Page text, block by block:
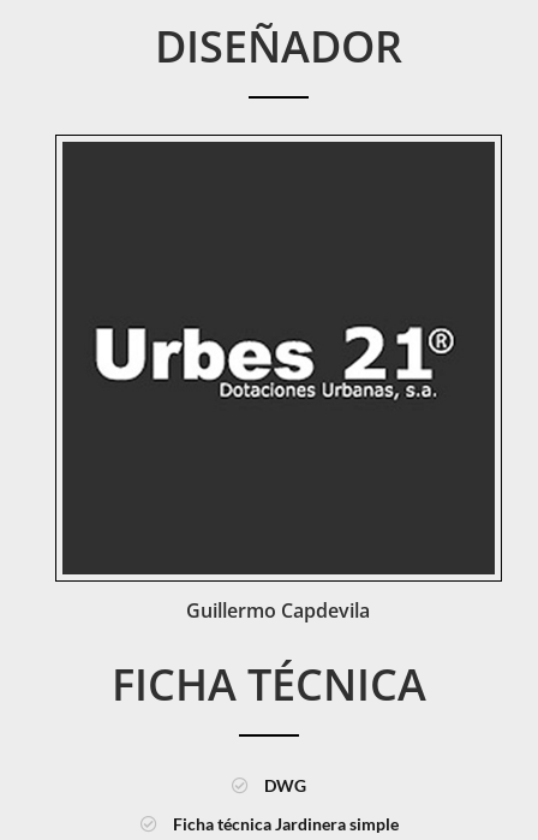
DISEÑADOR
Guillermo Capdevila
Guillermo Capdevila
FICHA TÉCNICA
DWG
Ficha técnica Jardinera simple